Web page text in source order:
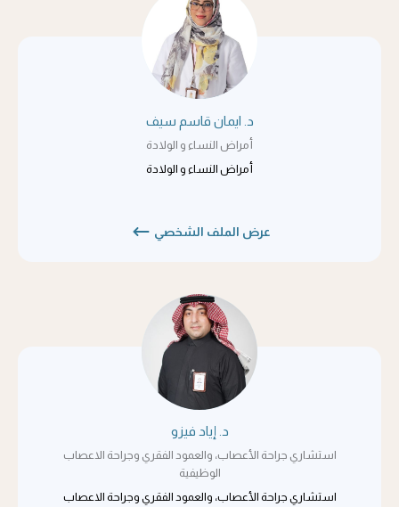
د. ايمان قاسم سيف
أمراض النساء و الولادة
أمراض النساء و الولادة
عرض الملف الشخصي
د. إياد فيزو
استشاري جراحة الأعصاب، والعمود الفقري وجراحة الاعصاب
الوظيفية
استشاري جراحة الأعصاب، والعمود الفقري وجراحة الاعصاب